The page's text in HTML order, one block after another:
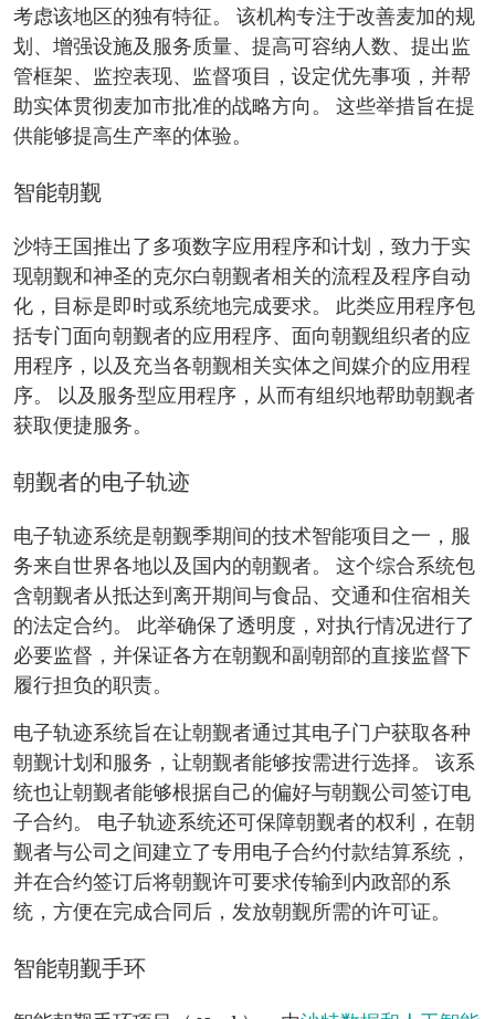
考虑该地区的独有特征。 该机构专注于改善麦加的规
划、增强设施及服务质量、提高可容纳人数、提出监
管框架、监控表现、监督项目，设定优先事项，并帮
助实体贯彻麦加市批准的战略方向。 这些举措旨在提
供能够提高生产率的体验。
智能朝觐
沙特王国推出了多项数字应用程序和计划，致力于实
现朝觐和神圣的克尔白朝觐者相关的流程及程序自动
化，目标是即时或系统地完成要求。 此类应用程序包
括专门面向朝觐者的应用程序、面向朝觐组织者的应
用程序，以及充当各朝觐相关实体之间媒介的应用程
序。 以及服务型应用程序，从而有组织地帮助朝觐者
获取便捷服务。
朝觐者的电子轨迹
电子轨迹系统是朝觐季期间的技术智能项目之一，服
务来自世界各地以及国内的朝觐者。 这个综合系统包
含朝觐者从抵达到离开期间与食品、交通和住宿相关
的法定合约。 此举确保了透明度，对执行情况进行了
必要监督，并保证各方在朝觐和副朝部的直接监督下
履行担负的职责。
电子轨迹系统旨在让朝觐者通过其电子门户获取各种
朝觐计划和服务，让朝觐者能够按需进行选择。 该系
统也让朝觐者能够根据自己的偏好与朝觐公司签订电
子合约。 电子轨迹系统还可保障朝觐者的权利，在朝
觐者与公司之间建立了专用电子合约付款结算系统，
并在合约签订后将朝觐许可要求传输到内政部的系
统，方便在完成合同后，发放朝觐所需的许可证。
智能朝觐手环